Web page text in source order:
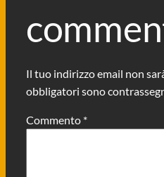
Il tuo indirizzo email non
obbligatori sono
Commento *